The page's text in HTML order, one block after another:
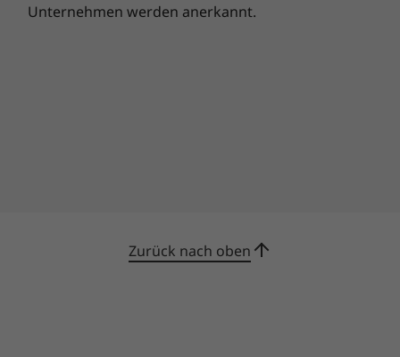
Unternehmen werden anerkannt.
Zurück nach oben